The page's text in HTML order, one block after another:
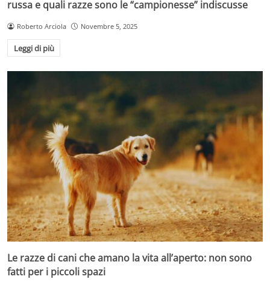
russa e quali razze sono le “campionesse” indiscusse
Roberto Arciola Novembre 5, 2025
Leggi di più
Le razze di cani che amano la vita all’aperto: non sono
fatti per i piccoli spazi